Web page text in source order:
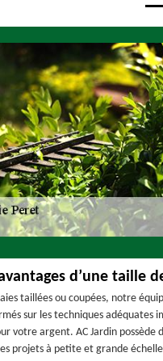
d’une taille
taillées ou coupées, notre
sur les techniques adéquates
votre argent. AC Jardin
projets à petite et grande